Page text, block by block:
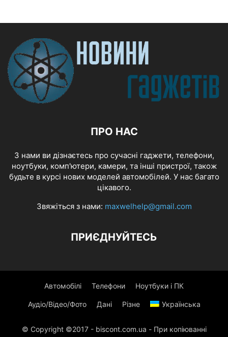
ПРО НАС
З нами ви дізнаєтесь про сучасні гаджети, телефони,
ноутбуки, комп'ютери, камери, та інші пристрої, також
будьте в курсі нових моделей автомобілей. У нас багато
цікавого.
Звяжіться з нами: maxwelhelp@gmail.com
ПРИЄДНУЙТЕСЬ
Автомобілі Телефони Ноутбуки і ПК
Аудіо/Відео/Фото Дані Різне Українська
© Copyright ©2017 - biscont.com.ua - При копіюванні